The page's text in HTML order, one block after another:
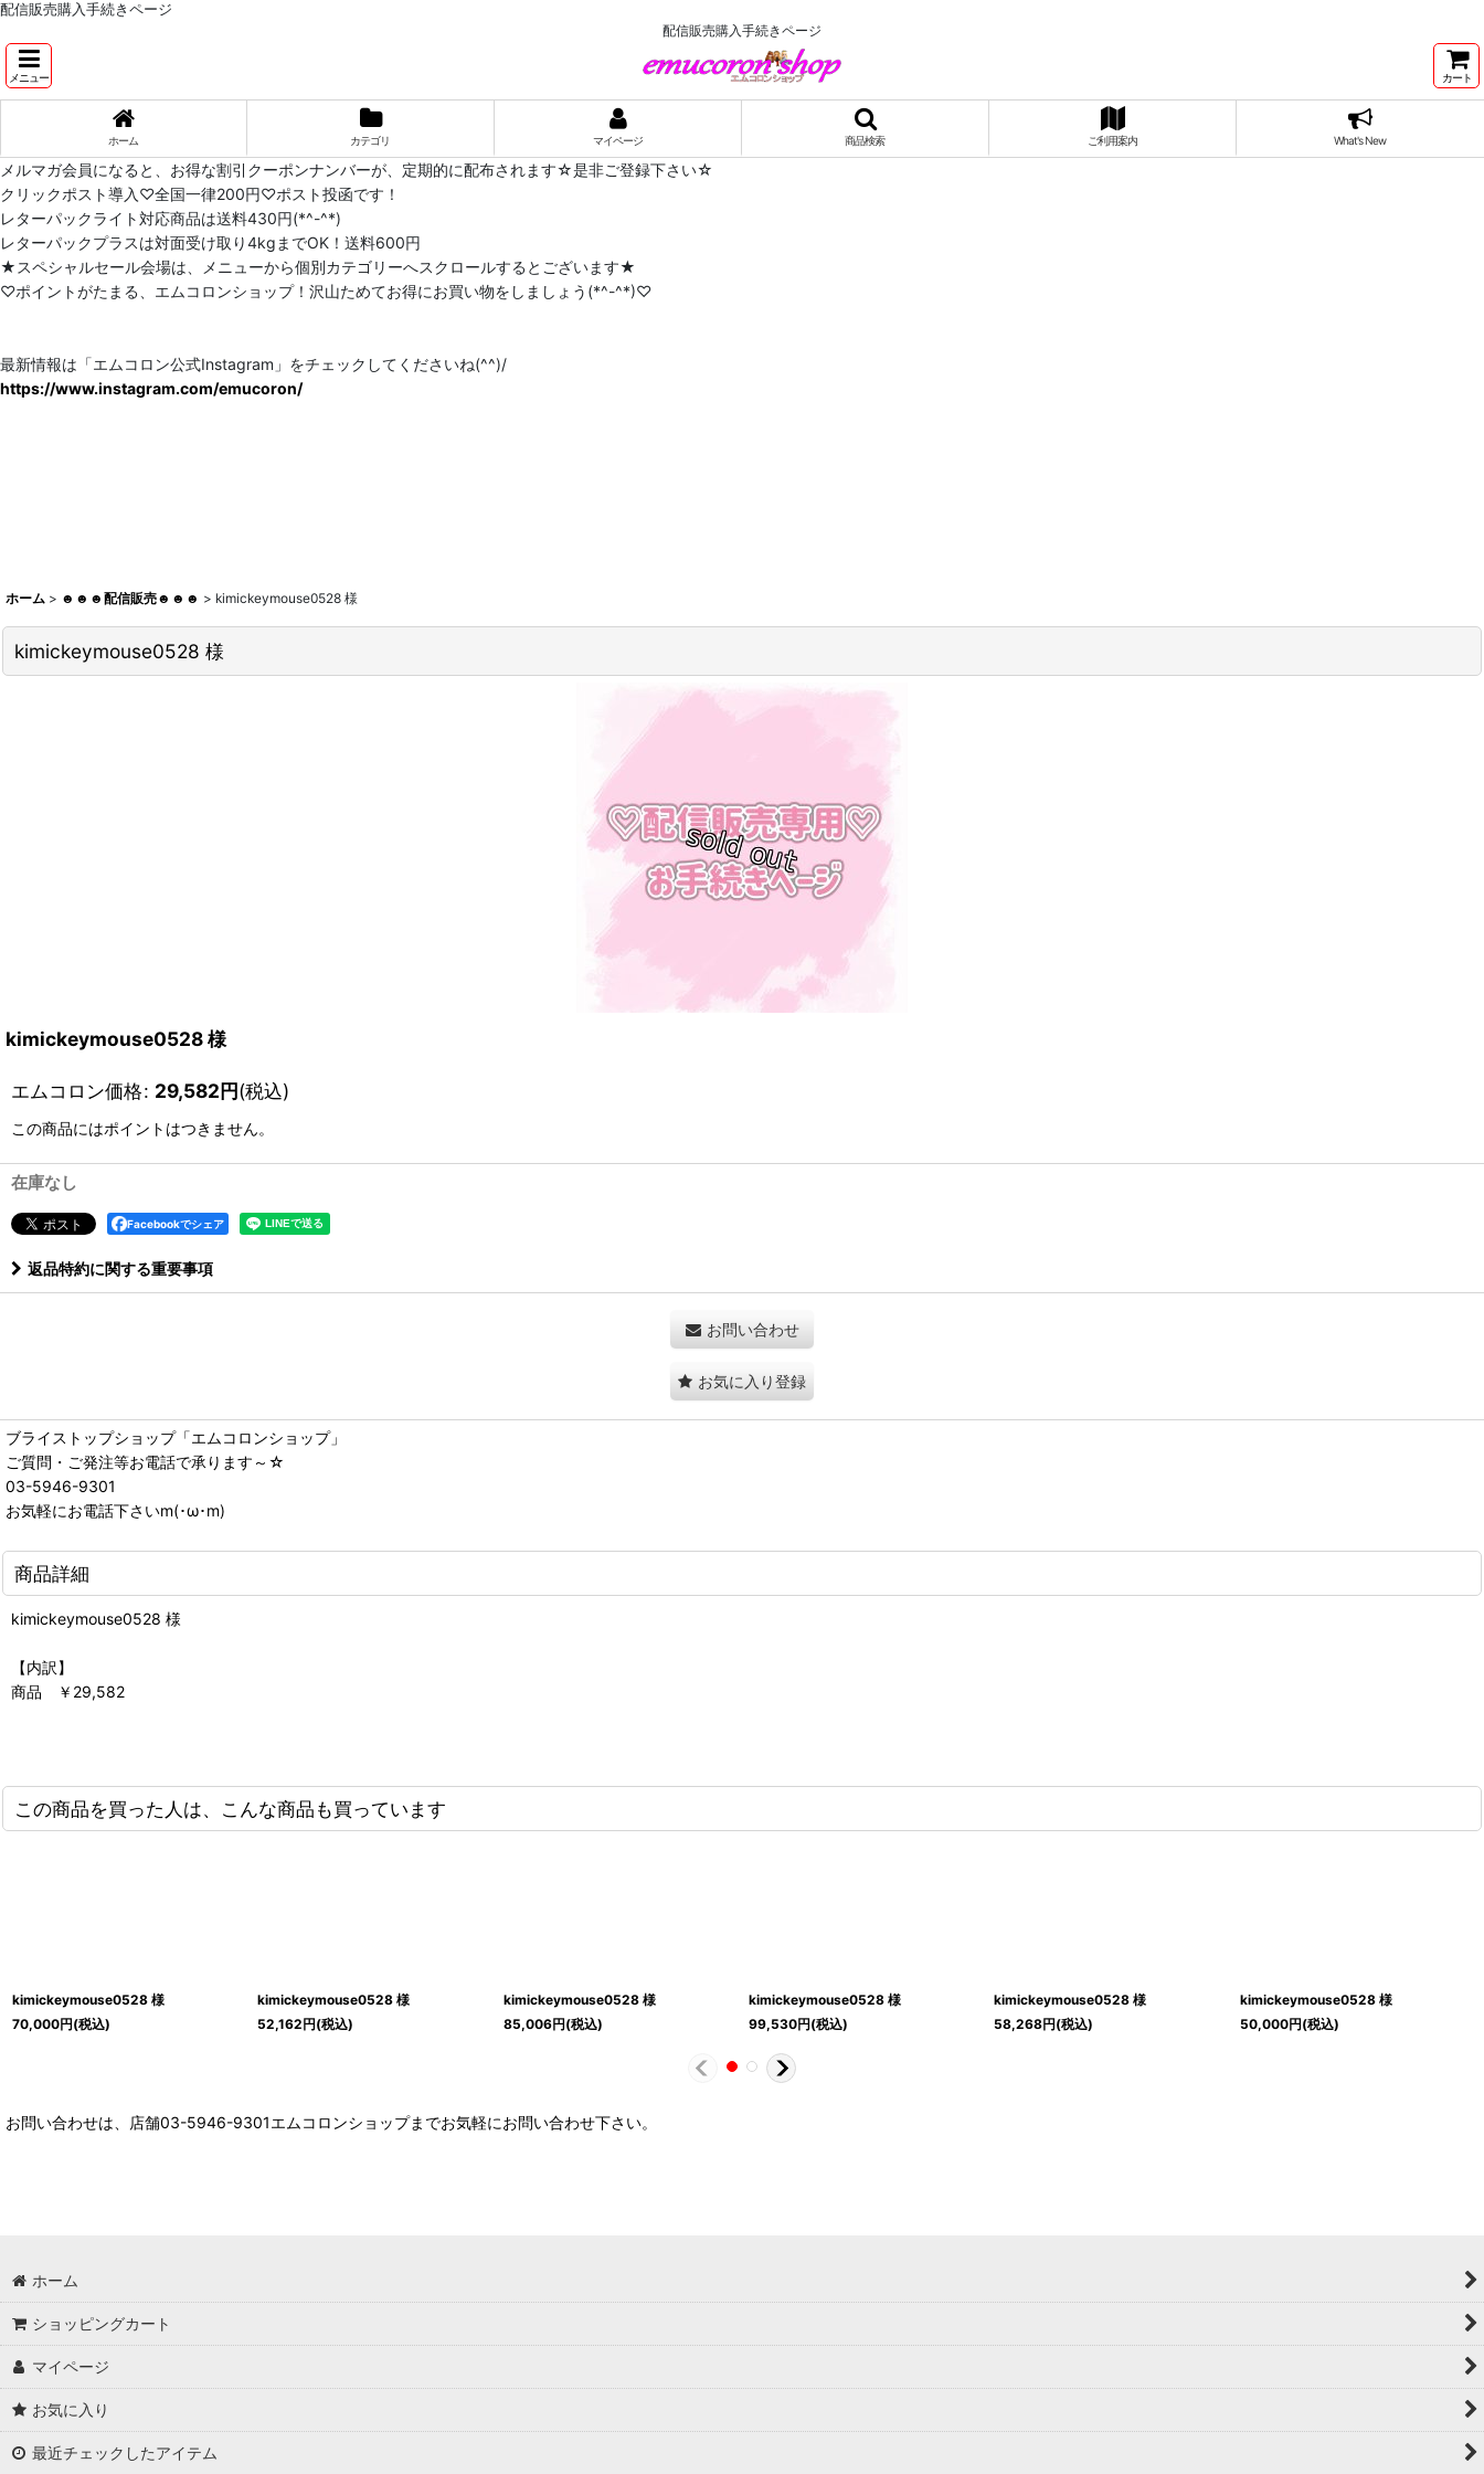
配信販売購入手続きページ
配信販売購入手続きページ
メニュー カート
ホーム カテゴリ マイページ 商品検索 ご利用案内 What's New
メルマガ会員になると、お得な割引クーポンナンバーが、定期的に配布されます☆是非ご登録下さい☆
クリックポスト導入♡全国一律200円♡ポスト投函です！
レターパックライト対応商品は送料430円(*^-^*)
レターパックプラスは対面受け取り4kgまでOK！送料600円
★スペシャルセール会場は、メニューから個別カテゴリーへスクロールするとございます★
♡ポイントがたまる、エムコロンショップ！沢山ためてお得にお買い物をしましょう(*^-^*)♡
最新情報は「エムコロン公式Instagram」をチェックしてくださいね(^^)/
https://www.instagram.com/emucoron/
ホーム > ☻☻☻配信販売☻☻☻ > kimickeymouse0528 様
kimickeymouse0528 様
kimickeymouse0528 様
エムコロン価格: 29,582円(税込)
この商品にはポイントはつきません。
在庫なし
Facebookでシェア
返品特約に関する重要事項
お問い合わせ
お気に入り登録
ブライストップショップ「エムコロンショップ」
ご質問・ご発注等お電話で承ります～☆
03-5946-9301
お気軽にお電話下さいm(･ω･m)
商品詳細
kimickeymouse0528 様
【内訳】
商品 ￥29,582
この商品を買った人は、こんな商品も買っています
kimickeymouse0528 様
70,000円(税込)
kimickeymouse0528 様
52,162円(税込)
kimickeymouse0528 様
85,006円(税込)
kimickeymouse0528 様
99,530円(税込)
kimickeymouse0528 様
58,268円(税込)
kimickeymouse0528 様
50,000円(税込)
お問い合わせは、店舗03-5946-9301エムコロンショップまでお気軽にお問い合わせ下さい。
ホーム
ショッピングカート
マイページ
お気に入り
最近チェックしたアイテム